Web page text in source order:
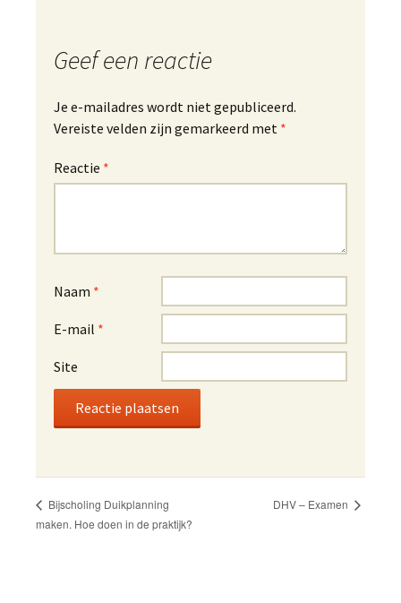
Geef een reactie
Je e-mailadres wordt niet gepubliceerd.
Vereiste velden zijn gemarkeerd met *
Reactie *
Naam *
E-mail *
Site
l
t
e
Bijscholing Duikplanning
maken. Hoe doen in de praktijk?
DHV – Examen